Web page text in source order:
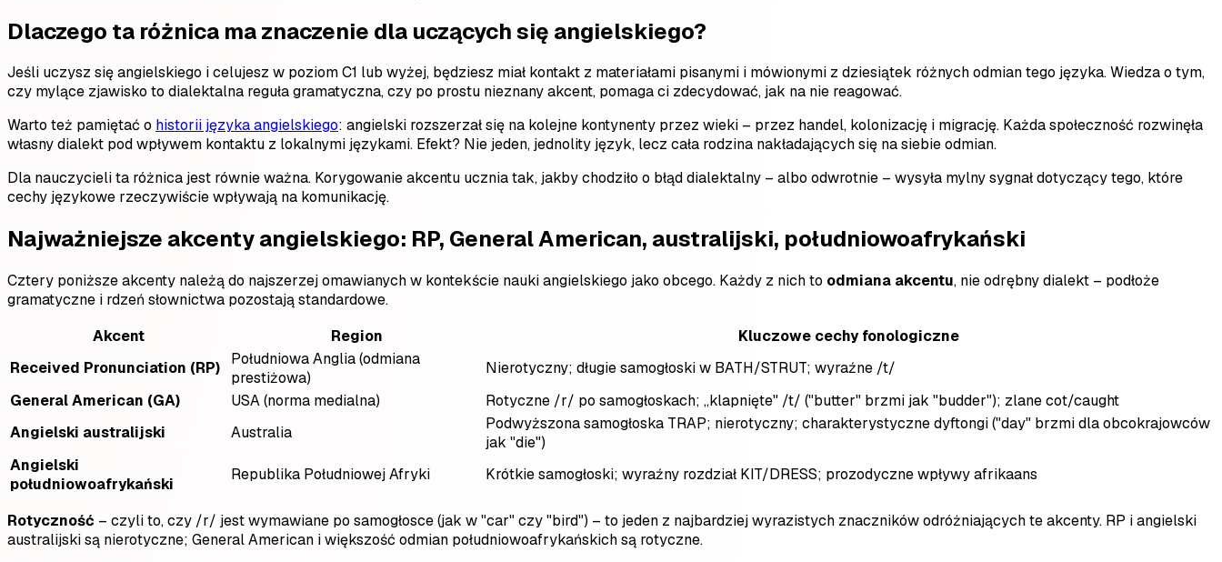
Dlaczego ta różnica ma znaczenie dla uczących się angielskiego?
Jeśli uczysz się angielskiego i celujesz w poziom C1 lub wyżej, będziesz miał kontakt z materiałami pisanymi i mówionymi z dziesiątek różnych odmian tego języka. Wiedza o tym,
czy mylące zjawisko to dialektalna reguła gramatyczna, czy po prostu nieznany akcent, pomaga ci zdecydować, jak na nie reagować.
Warto też pamiętać o historii języka angielskiego: angielski rozszerzał się na kolejne kontynenty przez wieki – przez handel, kolonizację i migrację. Każda społeczność rozwinęła
własny dialekt pod wpływem kontaktu z lokalnymi językami. Efekt? Nie jeden, jednolity język, lecz cała rodzina nakładających się na siebie odmian.
Dla nauczycieli ta różnica jest równie ważna. Korygowanie akcentu ucznia tak, jakby chodziło o błąd dialektalny – albo odwrotnie – wysyła mylny sygnał dotyczący tego, które
cechy językowe rzeczywiście wpływają na komunikację.
Najważniejsze akcenty angielskiego: RP, General American, australijski, południowoafrykański
Cztery poniższe akcenty należą do najszerzej omawianych w kontekście nauki angielskiego jako obcego. Każdy z nich to odmiana akcentu, nie odrębny dialekt – podłoże
gramatyczne i rdzeń słownictwa pozostają standardowe.
Akcent
Region
Kluczowe cechy fonologiczne
Received Pronunciation (RP)
Południowa Anglia (odmiana
prestiżowa)
Nierotyczny; długie samogłoski w BATH/STRUT; wyraźne /t/
General American (GA)
USA (norma medialna)
Rotyczne /r/ po samogłoskach; „klapnięte" /t/ ("butter" brzmi jak "budder"); zlane cot/caught
Angielski australijski
Australia
Podwyższona samogłoska TRAP; nierotyczny; charakterystyczne dyftongi ("day" brzmi dla obcokrajowców
jak "die")
Angielski
południowoafrykański
Republika Południowej Afryki Krótkie samogłoski; wyraźny rozdział KIT/DRESS; prozodyczne wpływy afrikaans
Rotyczność – czyli to, czy /r/ jest wymawiane po samogłosce (jak w "car" czy "bird") – to jeden z najbardziej wyrazistych znaczników odróżniających te akcenty. RP i angielski
australijski są nierotyczne; General American i większość odmian południowoafrykańskich są rotyczne.